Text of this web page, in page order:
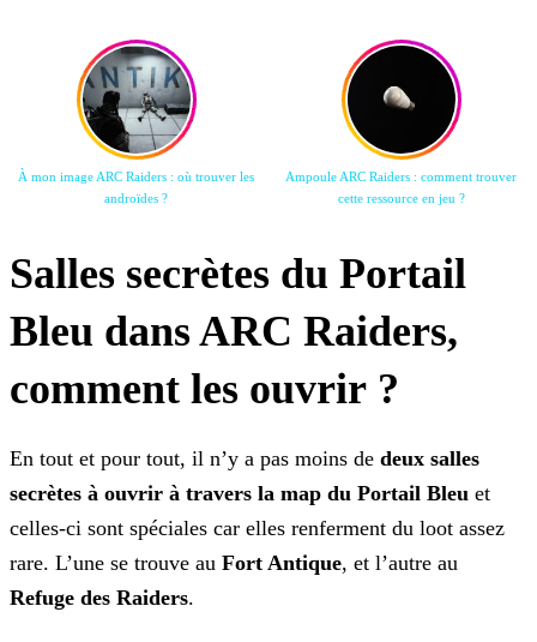
À mon image ARC Raiders : où trouver les
androïdes ?
Ampoule ARC Raiders : comment trouver
cette ressource en jeu ?
Salles secrètes du Portail
Bleu dans ARC Raiders,
comment les ouvrir ?
En tout et pour tout, il n’y a pas moins de deux salles
secrètes à ouvrir à travers la map du Portail Bleu et
celles-ci sont spéciales car elles renferment du loot assez
rare. L’une se trouve au Fort Antique, et l’autre au
Refuge des Raiders.